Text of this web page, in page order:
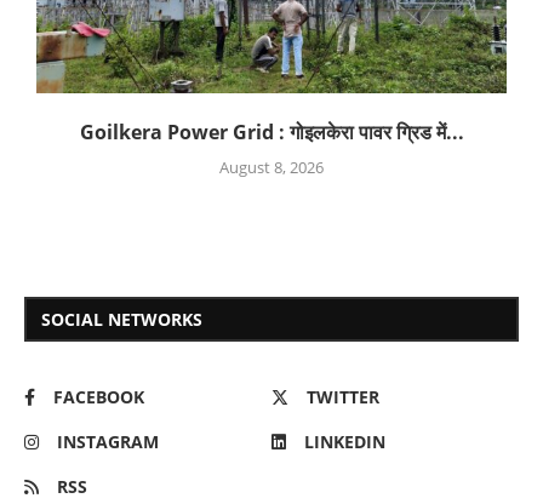
Goilkera Power Grid : गोइलकेरा पावर ग्रिड में...
August 8, 2026
SOCIAL NETWORKS
FACEBOOK
TWITTER
INSTAGRAM
LINKEDIN
RSS